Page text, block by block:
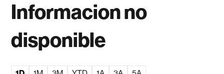
Informacion no
disponible